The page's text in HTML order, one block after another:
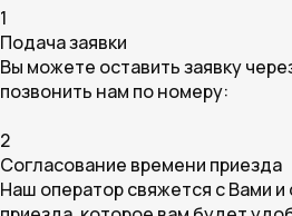
1
Подача заявки
Вы можете оставить заявку
позвонить нам по номеру:
2
Согласование времени приезда
Наш оператор свяжется с Вами и